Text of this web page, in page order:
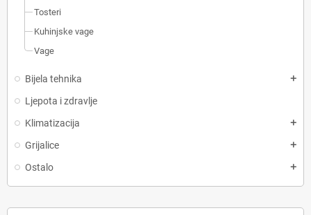
Tosteri
Kuhinjske vage
Vage
Bijela tehnika add
Ljepota i zdravlje
Klimatizacija
add
Grijalice add
Ostalo add